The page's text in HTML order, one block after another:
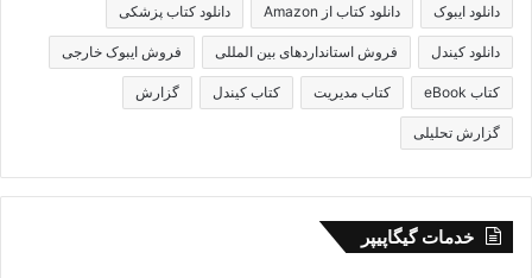
دانلود ایبوک دانلود کتاب از Amazon دانلود کتاب پزشکی
دانلود کیندل فروش استانداردهای بین المللی فروش ایبوک خارجی
کتاب eBook کتاب مدیریت کتاب کیندل گزارش
گزارش تحلیلی
خدمات گیگاپیپر